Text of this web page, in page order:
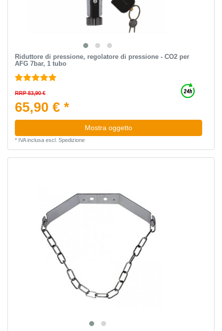
Riduttore di pressione, regolatore di pressione - CO2 per
AFG 7bar, 1 tubo
RRP 83,90 €
65,90 € *
Mostra oggetto
* IVA inclusaescl. Spedizione